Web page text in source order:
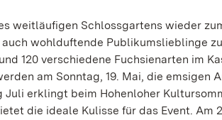
weitläufigen Schlossgartens wieder
wohlduftende Publikumslieblinge
120 verschiedene Fuchsienarten im
am Sonntag, 19. Mai, die emsigen
Juli erklingt beim Hohenloher
die ideale Kulisse für das Event. Am